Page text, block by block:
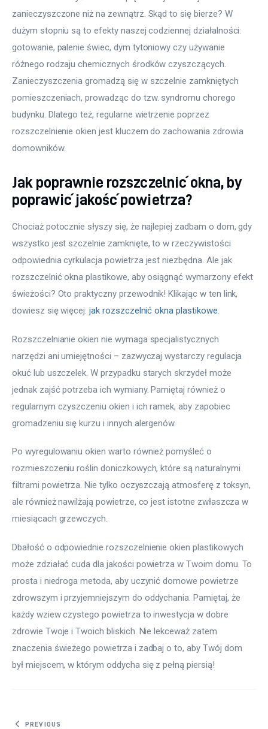
zanieczyszczone niż na zewnątrz. Skąd to się bierze? W
dużym stopniu są to efekty naszej codziennej działalności:
gotowanie, palenie świec, dym tytoniowy czy używanie
różnego rodzaju chemicznych środków czyszczących.
Zanieczyszczenia gromadzą się w szczelnie zamkniętych
pomieszczeniach, prowadząc do tzw. syndromu chorego
budynku. Dlatego też, regularne wietrzenie poprzez
rozszczelnienie okien jest kluczem do zachowania zdrowia
domowników.
Jak poprawnie rozszczelnić okna, by
poprawić jakość powietrza?
Chociaż potocznie słyszy się, że najlepiej zadbam o dom, gdy
wszystko jest szczelnie zamknięte, to w rzeczywistości
odpowiednia cyrkulacja powietrza jest niezbędna. Ale jak
rozszczelnić okna plastikowe, aby osiągnąć wymarzony efekt
świeżości? Oto praktyczny przewodnik! Klikając w ten link,
dowiesz się więcej: jak rozszczelnić okna plastikowe.
Rozszczelnianie okien nie wymaga specjalistycznych
narzędzi ani umiejętności – zazwyczaj wystarczy regulacja
okuć lub uszczelek. W przypadku starych skrzydeł może
jednak zajść potrzeba ich wymiany. Pamiętaj również o
regularnym czyszczeniu okien i ich ramek, aby zapobiec
gromadzeniu się kurzu i innych alergenów.
Po wyregulowaniu okien warto również pomyśleć o
rozmieszczeniu roślin doniczkowych, które są naturalnymi
filtrami powietrza. Nie tylko oczyszczają atmosferę z toksyn,
ale również nawilżają powietrze, co jest istotne zwłaszcza w
miesiącach grzewczych.
Dbałość o odpowiednie rozszczelnienie okien plastikowych
może zdziałać cuda dla jakości powietrza w Twoim domu. To
prosta i niedroga metoda, aby uczynić domowe powietrze
zdrowszym i przyjemniejszym do oddychania. Pamiętaj, że
każdy wziew czystego powietrza to inwestycja w dobre
zdrowie Twoje i Twoich bliskich. Nie lekceważ zatem
znaczenia świeżego powietrza i zadbaj o to, aby Twój dom
był miejscem, w którym oddycha się z pełną piersią!
PREVIOUS